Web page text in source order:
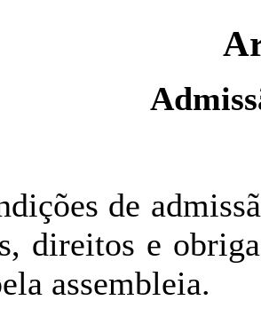
de
direitos e
assembleia.